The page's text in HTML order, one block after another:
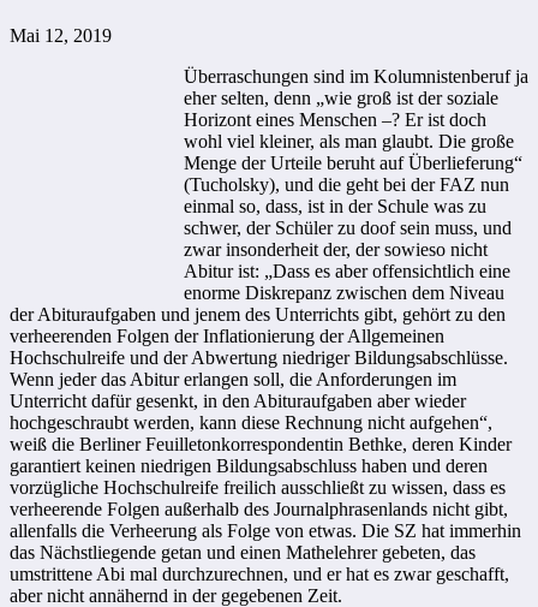
Mai 12, 2019
Überraschungen sind im Kolumnistenberuf ja
eher selten, denn „wie groß ist der soziale
Horizont eines Menschen –? Er ist doch
wohl viel kleiner, als man glaubt. Die große
Menge der Urteile beruht auf Überlieferung“
(Tucholsky), und die geht bei der FAZ nun
einmal so, dass, ist in der Schule was zu
schwer, der Schüler zu doof sein muss, und
zwar insonderheit der, der sowieso nicht
Abitur ist: „Dass es aber offensichtlich eine
enorme Diskrepanz zwischen dem Niveau
der Abituraufgaben und jenem des Unterrichts gibt, gehört zu den
verheerenden Folgen der Inflationierung der Allgemeinen
Hochschulreife und der Abwertung niedriger Bildungsabschlüsse.
Wenn jeder das Abitur erlangen soll, die Anforderungen im
Unterricht dafür gesenkt, in den Abituraufgaben aber wieder
hochgeschraubt werden, kann diese Rechnung nicht aufgehen“,
weiß die Berliner Feuilletonkorrespondentin Bethke, deren Kinder
garantiert keinen niedrigen Bildungsabschluss haben und deren
vorzügliche Hochschulreife freilich ausschließt zu wissen, dass es
verheerende Folgen außerhalb des Journalphrasenlands nicht gibt,
allenfalls die Verheerung als Folge von etwas. Die SZ hat immerhin
das Nächstliegende getan und einen Mathelehrer gebeten, das
umstrittene Abi mal durchzurechnen, und er hat es zwar geschafft,
aber nicht annähernd in der gegebenen Zeit.